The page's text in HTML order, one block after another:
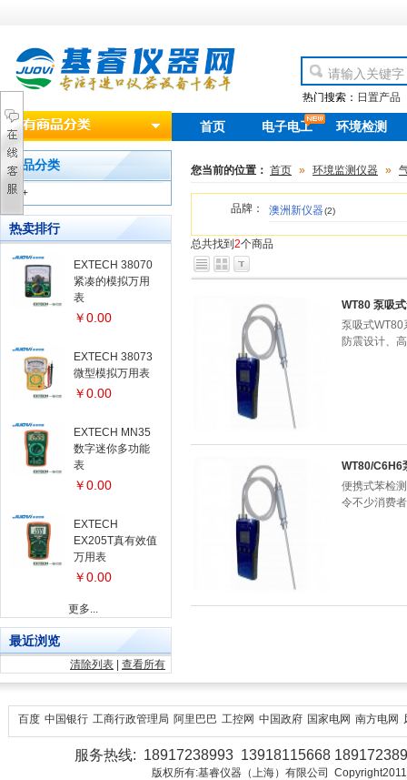
热门搜索： 日置产品
首页 电子电工
new
环境检测
产品分类
+
热卖排行
EXTECH 38070
紧凑的模拟万用
表
￥0.00
EXTECH 38073
微型模拟万用表
￥0.00
EXTECH MN35
数字迷你多功能
表
￥0.00
EXTECH
EX205T真有效值
万用表
￥0.00
更多...
最近浏览
清除列表 查看所有
您当前的位置： 首页 » 环境监测仪器 »
品牌： 澳洲新仪器(2)
总共找到 2个商品
WT80 泵吸
泵吸式WT80
防震设计、
WT80/C6H6
便携式苯检
令不少消费
百度 中国银行 工商行政管理局 阿里巴巴 工控网 中国政府 国家电网 南方电网
服务热线: 18917238993 13918115668
版权所有:基睿仪器（上海）有限公司